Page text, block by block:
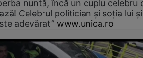
nuntă, încă un cuplu celebru
Celebrul politician și soția lui
adevărat” www.unica.ro